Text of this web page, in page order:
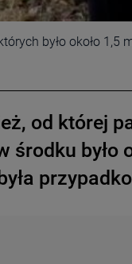
było około 1,5
od której
środku było